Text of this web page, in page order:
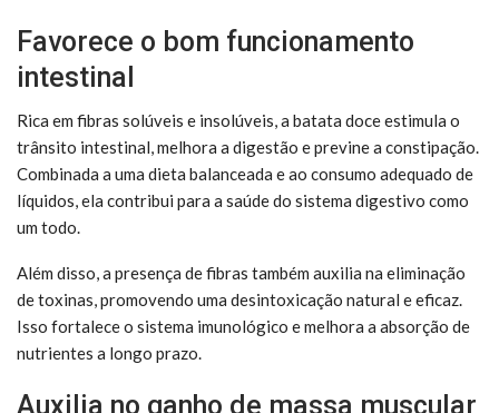
Favorece o bom funcionamento
intestinal
Rica em fibras solúveis e insolúveis, a batata doce estimula o
trânsito intestinal, melhora a digestão e previne a constipação.
Combinada a uma dieta balanceada e ao consumo adequado de
líquidos, ela contribui para a saúde do sistema digestivo como
um todo.
Além disso, a presença de fibras também auxilia na eliminação
de toxinas, promovendo uma desintoxicação natural e eficaz.
Isso fortalece o sistema imunológico e melhora a absorção de
nutrientes a longo prazo.
Auxilia no ganho de massa muscular